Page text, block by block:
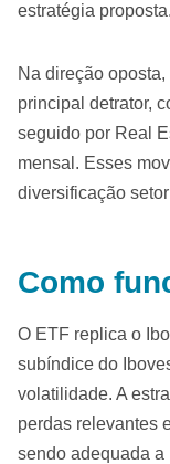
estratégia proposta.
Na direção
principal detrator,
seguido por Real
mensal. Esses
diversificação
Como
O ETF replica o
subíndice do
volatilidade. A
perdas relevantes
sendo adequada a